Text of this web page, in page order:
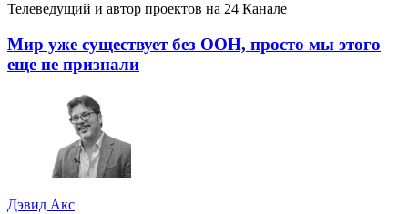
Телеведущий и автор проектов на 24 Канале
Мир уже существует без ООН, просто мы этого
еще не признали
Дэвид Акс